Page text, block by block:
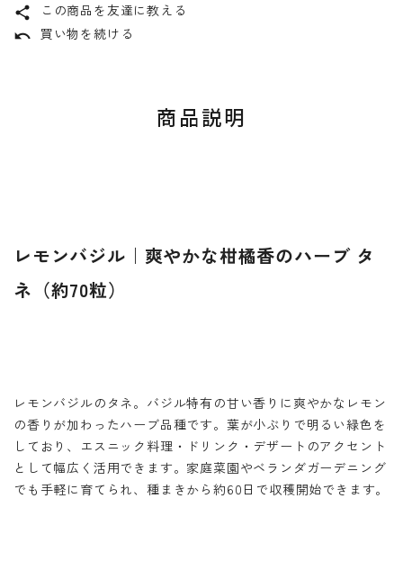
share
この商品を友達に教える
undo 買い物を続ける
商品説明
レモンバジル｜爽やかな柑橘香のハーブ タ
ネ（約70粒）
レモンバジルのタネ。バジル特有の甘い香りに爽やかなレモン
の香りが加わったハーブ品種です。葉が小ぶりで明るい緑色を
しており、エスニック料理・ドリンク・デザートのアクセント
として幅広く活用できます。家庭菜園やベランダガーデニング
でも手軽に育てられ、種まきから約60日で収穫開始できます。